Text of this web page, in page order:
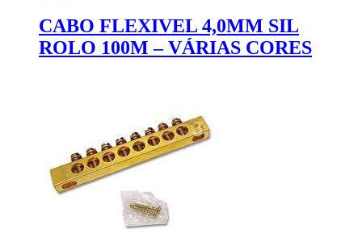
CABO FLEXIVEL 4,0MM SIL
ROLO 100M – VÁRIAS CORES